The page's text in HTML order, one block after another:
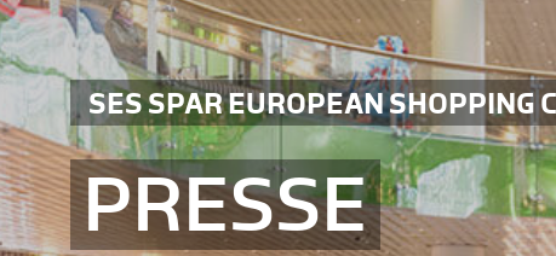
SES SPAR EUROPEAN SHOPPING
PRESSE